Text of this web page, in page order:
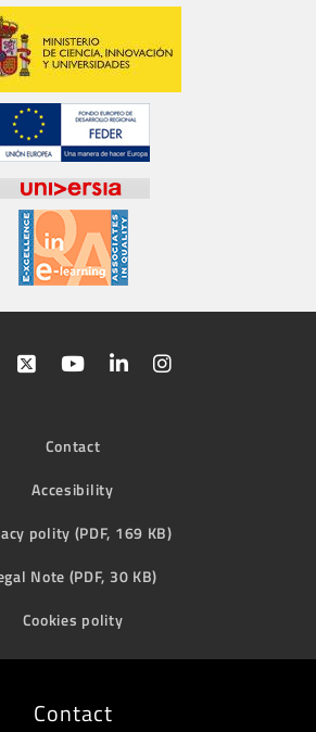
Contact
Accesibility
polity (PDF, 169 KB)
Note (PDF, 30 KB)
Cookies polity
Contact